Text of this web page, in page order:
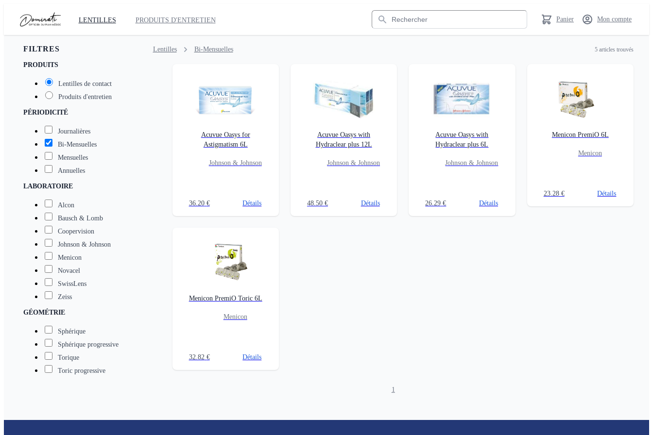
LENTILLES PRODUITS D'ENTRETIEN
Rechercher
Panier Mon compte
FILTRES
PRODUITS
Lentilles de contact
Produits d'entretien
PÉRIODICITÉ
Journalières
Bi-Mensuelles
Mensuelles
Annuelles
LABORATOIRE
Alcon
Bausch & Lomb
Coopervision
Johnson & Johnson
Menicon
Novacel
SwissLens
Zeiss
GÉOMÉTRIE
Sphérique
Sphérique progressive
Torique
Toric progressive
Lentilles Bi-Mensuelles 5 articles trouvés
Acuvue Oasys for
Astigmatism 6L
Johnson & Johnson
36.20 € Détails
Acuvue Oasys with
Hydraclear plus 12L
Johnson & Johnson
48.50 € Détails
Acuvue Oasys with
Hydraclear plus 6L
Johnson & Johnson
26.29 € Détails
Menicon PremiO 6L
Menicon
23.28 € Détails
Menicon PremiO Toric 6L
Menicon
32.82 € Détails
1